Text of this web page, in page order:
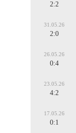
2:2
31.05.26
2:0
26.05.26
0:4
23.05.26
4:2
17.05.26
0:1